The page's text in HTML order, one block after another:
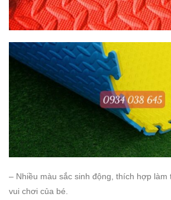
– Nhiều màu sắc sinh động, thích hợp làm
vui chơi của bé.